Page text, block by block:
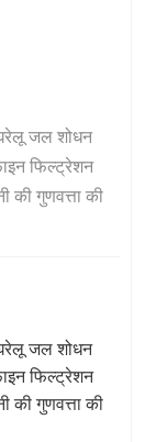
जल शोधन
फिल्ट्रेशन
की गुणवत्ता की
जल शोधन
फिल्ट्रेशन
की गुणवत्ता की